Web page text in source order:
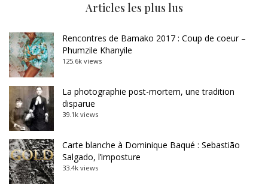
Articles les plus lus
Rencontres de Bamako 2017 : Coup de coeur –
Phumzile Khanyile
125.6k views
La photographie post-mortem, une tradition
disparue
39.1k views
Carte blanche à Dominique Baqué : Sebastião
Salgado, l’imposture
33.4k views